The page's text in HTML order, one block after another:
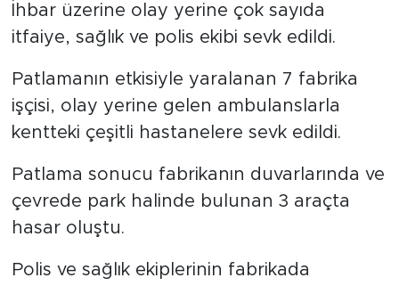
İhbar üzerine olay yerine çok sayıda
itfaiye, sağlık ve polis ekibi sevk edildi.
Patlamanın etkisiyle yaralanan 7 fabrika
işçisi, olay yerine gelen ambulanslarla
kentteki çeşitli hastanelere sevk edildi.
Patlama sonucu fabrikanın duvarlarında ve
çevrede park halinde bulunan 3 araçta
hasar oluştu.
Polis ve sağlık ekiplerinin fabrikada